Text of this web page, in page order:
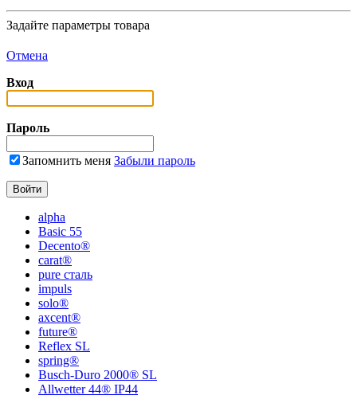
Задайте параметры товара
Отмена
Вход
Пароль
Запомнить меня Забыли пароль
alpha
Basic 55
Decento®
carat®
pure сталь
impuls
solo®
axcent®
future®
Reflex SL
spring®
Busch-Duro 2000® SL
Allwetter 44® IP44